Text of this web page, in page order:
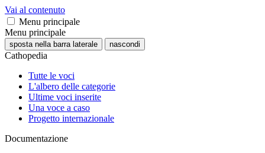
Vai al contenuto
Menu principale
Menu principale
sposta nella barra laterale nascondi
Cathopedia
Tutte le voci
L'albero delle categorie
Ultime voci inserite
Una voce a caso
Progetto internazionale
Documentazione